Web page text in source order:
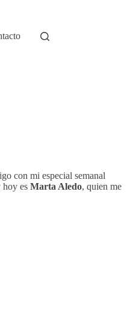
con mi especial semanal
hoy es Marta Aledo, quien me